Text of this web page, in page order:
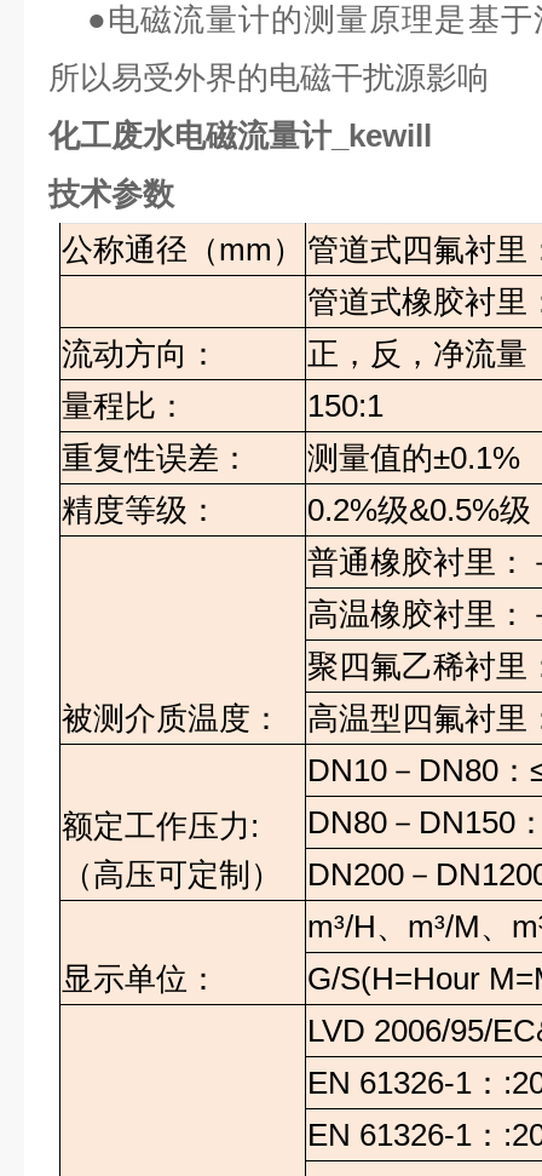
●电磁流量计的测量原理是基
所以易受外界的电磁干扰源影响
化工废水电磁流量计_kewill
技术参数
公称通径（mm）
管道式四氟衬里
管道式橡胶衬里
流动方向：
正，反，净流量
量程比：
150:1
重复性误差：
测量值的±0.1%
精度等级：
0.2%级&0.5%级
被测介质温度：
普通橡胶衬里
高温橡胶衬里
聚四氟乙稀衬
高温型四氟衬
额定工作压力:
（高压可定制）
DN10－DN80：
DN80－DN150
DN200－
显示单位：
m³/H、m³/M、
G/S(H=Hour
LVD 2006/95/
EN 61326-1：
EN 61326-1：